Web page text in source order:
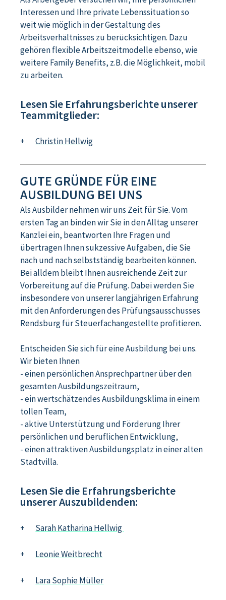
Interessen und Ihre private Lebenssituation so
weit wie möglich in der Gestaltung des
Arbeitsverhältnisses zu berücksichtigen. Dazu
gehören flexible Arbeitszeitmodelle ebenso, wie
weitere Family Benefits, z.B. die Möglichkeit, mobil
zu arbeiten.
Lesen Sie Erfahrungsberichte unserer
Teammitglieder:
Christin Hellwig
GUTE GRÜNDE FÜR EINE
AUSBILDUNG BEI UNS
Als Ausbilder nehmen wir uns Zeit für Sie. Vom
ersten Tag an binden wir Sie in den Alltag unserer
Kanzlei ein, beantworten Ihre Fragen und
übertragen Ihnen sukzessive Aufgaben, die Sie
nach und nach selbstständig bearbeiten können.
Bei alldem bleibt Ihnen ausreichende Zeit zur
Vorbereitung auf die Prüfung. Dabei werden Sie
insbesondere von unserer langjährigen Erfahrung
mit den Anforderungen des Prüfungsausschusses
Rendsburg für Steuerfachangestellte profitieren.
Entscheiden Sie sich für eine Ausbildung bei uns.
Wir bieten Ihnen
- einen persönlichen Ansprechpartner über den
gesamten Ausbildungszeitraum,
- ein wertschätzendes Ausbildungsklima in einem
tollen Team,
- aktive Unterstützung und Förderung Ihrer
persönlichen und beruflichen Entwicklung,
- einen attraktiven Ausbildungsplatz in einer alten
Stadtvilla.
Lesen Sie die Erfahrungsberichte
unserer Auszubildenden:
Sarah Katharina Hellwig
Leonie Weitbrecht
Lara Sophie Müller